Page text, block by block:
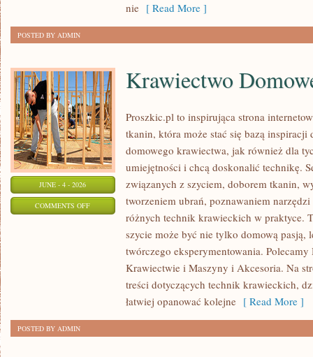
nie [ Read More ]
POSTED BY ADMIN
JUNE - 4 - 2026
COMMENTS OFFON
KRAWIECTWO
Krawiectwo
Proszkic.pl to inspirująca strona
tkanin, która może stać się bazą
domowego krawiectwa, jak również dla
umiejętności i chcą doskonalić technikę.
związanych z szyciem, doborem tkanin,
tworzeniem ubrań, poznawaniem
różnych technik krawieckich w praktyce.
szycie może być nie tylko domową pasją,
twórczego eksperymentowania.
Krawiectwie i Maszyny i Akcesoria. Na
treści dotyczących technik krawieckich,
łatwiej opanować kolejne [ Read More ]
POSTED BY ADMIN